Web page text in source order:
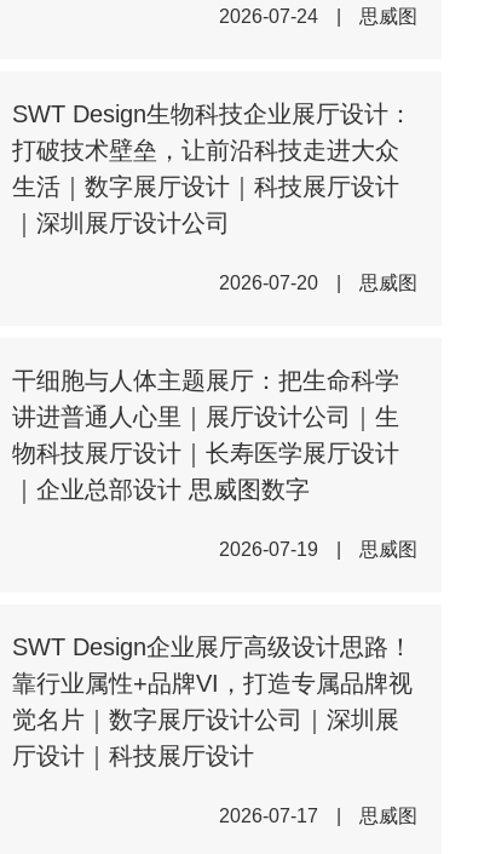
2026-07-24 思威图
SWT Design生物科技企业展厅设计：
打破技术壁垒，让前沿科技走进大众
生活｜数字展厅设计｜科技展厅设计
｜深圳展厅设计公司
2026-07-20 思威图
干细胞与人体主题展厅：把生命科学
讲进普通人心里｜展厅设计公司｜生
物科技展厅设计｜长寿医学展厅设计
｜企业总部设计 思威图数字
2026-07-19 思威图
SWT Design企业展厅高级设计思路！
靠行业属性+品牌VI，打造专属品牌视
觉名片｜数字展厅设计公司｜深圳展
厅设计｜科技展厅设计
2026-07-17 思威图